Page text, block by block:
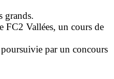
grands.
FC2 Vallées, un cours de
par un concours